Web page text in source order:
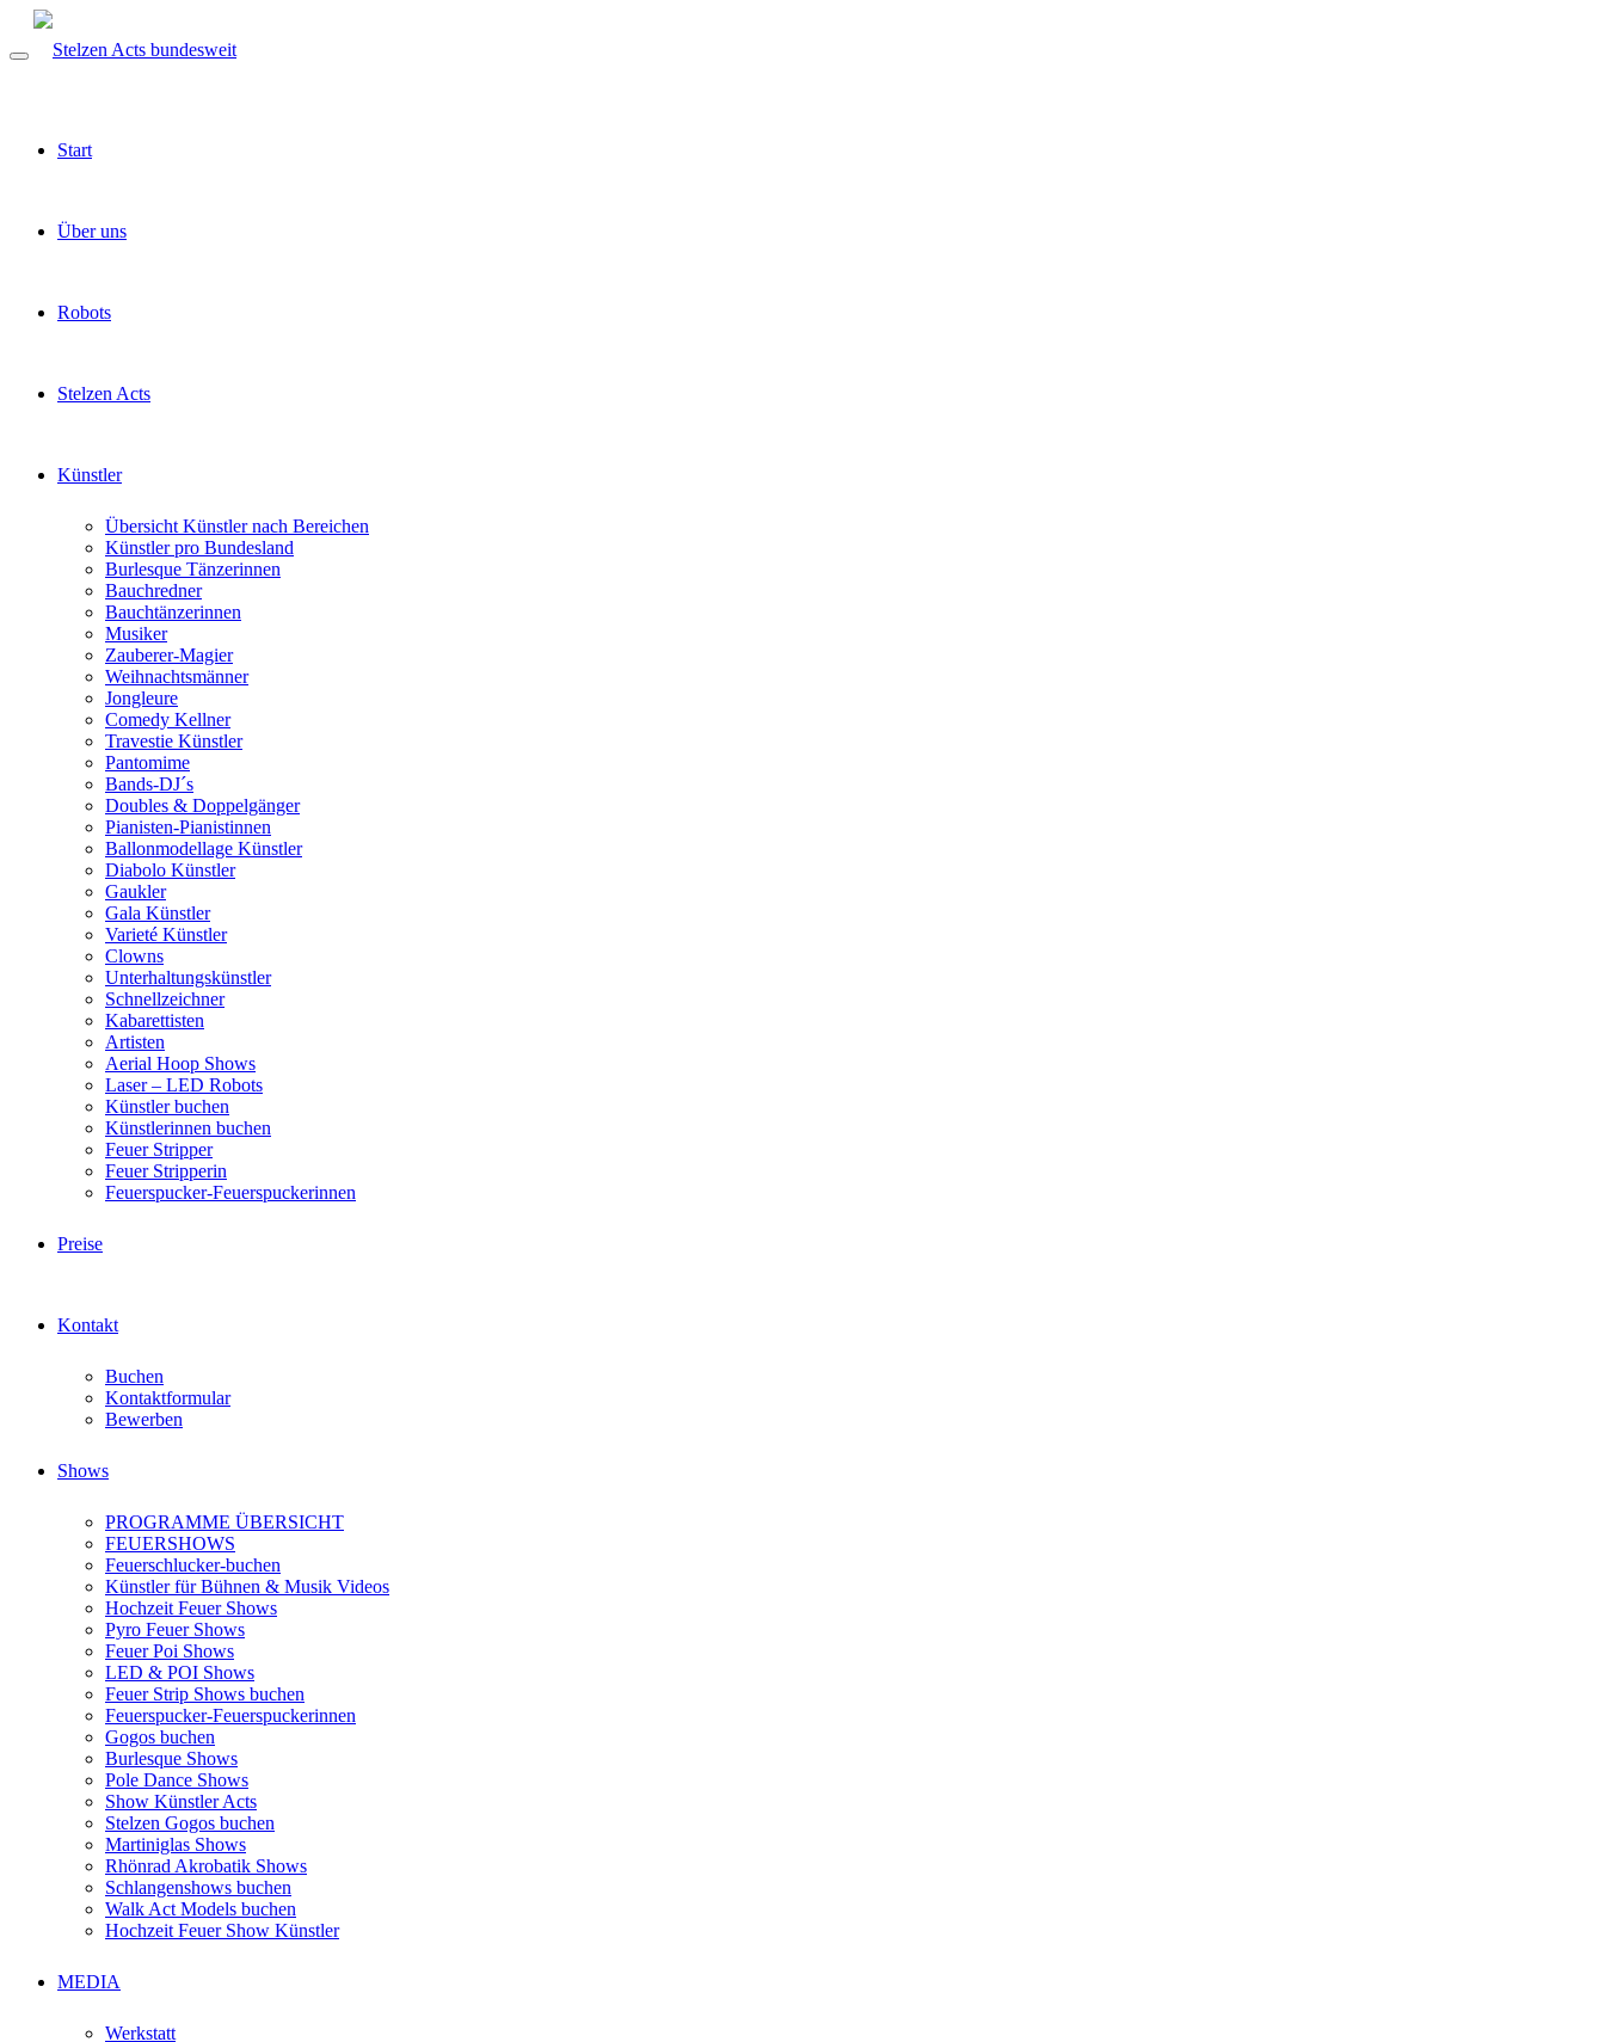
Start
Über uns
Robots
Stelzen Acts
Künstler
Übersicht Künstler nach Bereichen
Künstler pro Bundesland
Burlesque Tänzerinnen
Bauchredner
Bauchtänzerinnen
Musiker
Zauberer-Magier
Weihnachtsmänner
Jongleure
Comedy Kellner
Travestie Künstler
Pantomime
Bands-DJ´s
Doubles & Doppelgänger
Pianisten-Pianistinnen
Ballonmodellage Künstler
Diabolo Künstler
Gaukler
Gala Künstler
Varieté Künstler
Clowns
Unterhaltungskünstler
Schnellzeichner
Kabarettisten
Artisten
Aerial Hoop Shows
Laser – LED Robots
Künstler buchen
Künstlerinnen buchen
Feuer Stripper
Feuer Stripperin
Feuerspucker-Feuerspuckerinnen
Preise
Kontakt
Buchen
Kontaktformular
Bewerben
Shows
PROGRAMME ÜBERSICHT
FEUERSHOWS
Feuerschlucker-buchen
Künstler für Bühnen & Musik Videos
Hochzeit Feuer Shows
Pyro Feuer Shows
Feuer Poi Shows
LED & POI Shows
Feuer Strip Shows buchen
Feuerspucker-Feuerspuckerinnen
Gogos buchen
Burlesque Shows
Pole Dance Shows
Show Künstler Acts
Stelzen Gogos buchen
Martiniglas Shows
Rhönrad Akrobatik Shows
Schlangenshows buchen
Walk Act Models buchen
Hochzeit Feuer Show Künstler
MEDIA
Werkstatt